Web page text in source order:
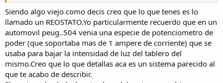
Un saludo
Siendo algo viejo como decis creo que lo que tenes es lo
llamado un REOSTATO.Yo particularmente recuerdo que en un
automovil peug..504 venia una especie de potenciometro de
poder (que soportaba mas de 1 ampere de corriente) que se
usaba para bajar la intensidad de luz del tablero del
mismo.Creo que lo que detallas aca es un sistema parecido al
que te acabo de describir.